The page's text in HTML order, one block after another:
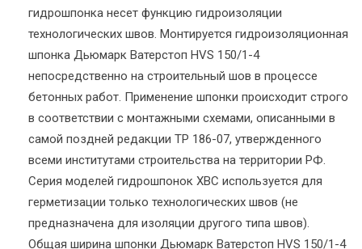
гидрошпонка несет функцию гидроизоляции
технологических швов. Монтируется гидроизоляционная
шпонка Дьюмарк Ватерстоп HVS 150/1-4
непосредственно на строительный шов в процессе
бетонных работ. Применение шпонки происходит строго
в соответствии с монтажными схемами, описанными в
самой поздней редакции ТР 186-07, утвержденного
всеми институтами строительства на территории РФ.
Серия моделей гидрошпонок ХВС используется для
герметизации только технологических швов (не
предназначена для изоляции другого типа швов).
Общая ширина шпонки Дьюмарк Ватерстоп HVS 150/1-4